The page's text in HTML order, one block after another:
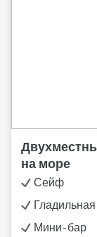
на море
Сейф
Мини-бар